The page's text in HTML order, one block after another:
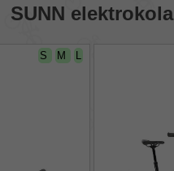
SUNN elektrokola
S M L